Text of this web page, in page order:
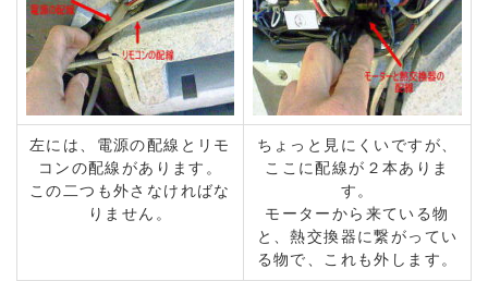
左には、電源の配線とリモ
コンの配線があります。
この二つも外さなければな
りません。
ちょっと見にくいですが、
ここに配線が２本ありま
す。
モーターから来ている物
と、熱交換器に繋がってい
る物で、これも外します。